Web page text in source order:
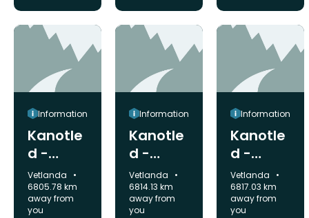
Information
Kanotle
d -
upptag,
Bruksgå
rden
Municipality:
Vetlanda
6805.78 km
away from
you
Information
Kanotle
d -
rastplat
s,
Tälläng
Municipality:
Vetlanda
6814.13 km
away from
you
Information
Kanotle
d -
upptag,
Kvillsfor
s
Municipality:
Vetlanda
6817.03 km
away from
you